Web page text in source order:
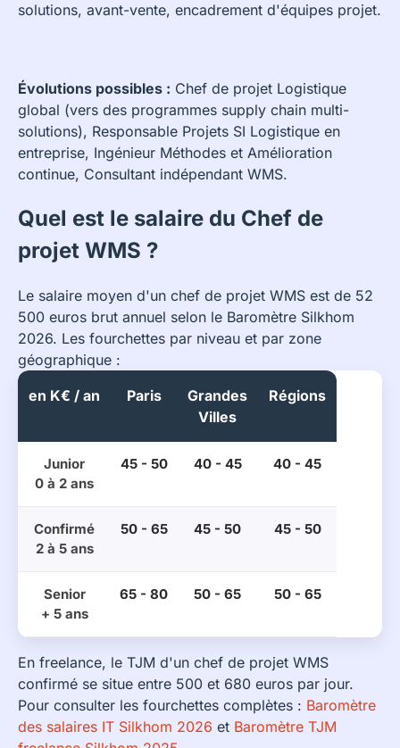
solutions, avant-vente, encadrement d'équipes projet.
Évolutions possibles : Chef de projet Logistique
global (vers des programmes supply chain multi-
solutions), Responsable Projets SI Logistique en
entreprise, Ingénieur Méthodes et Amélioration
continue, Consultant indépendant WMS.
Quel est le salaire du Chef de
projet WMS ?
Le salaire moyen d'un chef de projet WMS est de 52
500 euros brut annuel selon le Baromètre Silkhom
2026. Les fourchettes par niveau et par zone
géographique :
en K€ / an
Paris
Grandes
Villes
Régions
Junior
0 à 2 ans
45 - 50 40 - 45 40 - 45
Confirmé
2 à 5 ans
50 - 65 45 - 50 45 - 50
Senior
+ 5 ans
65 - 80 50 - 65 50 - 65
En freelance, le TJM d'un chef de projet WMS
confirmé se situe entre 500 et 680 euros par jour.
Pour consulter les fourchettes complètes : Baromètre
des salaires IT Silkhom 2026 et Baromètre TJM